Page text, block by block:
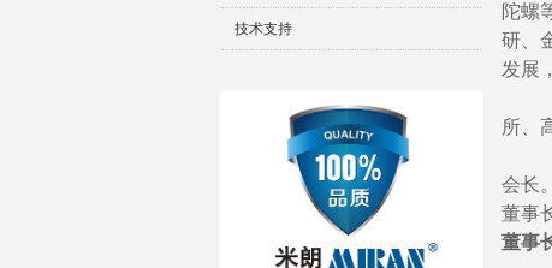
技术支持
陀螺
研、
发展
所、
会长
董事
董事